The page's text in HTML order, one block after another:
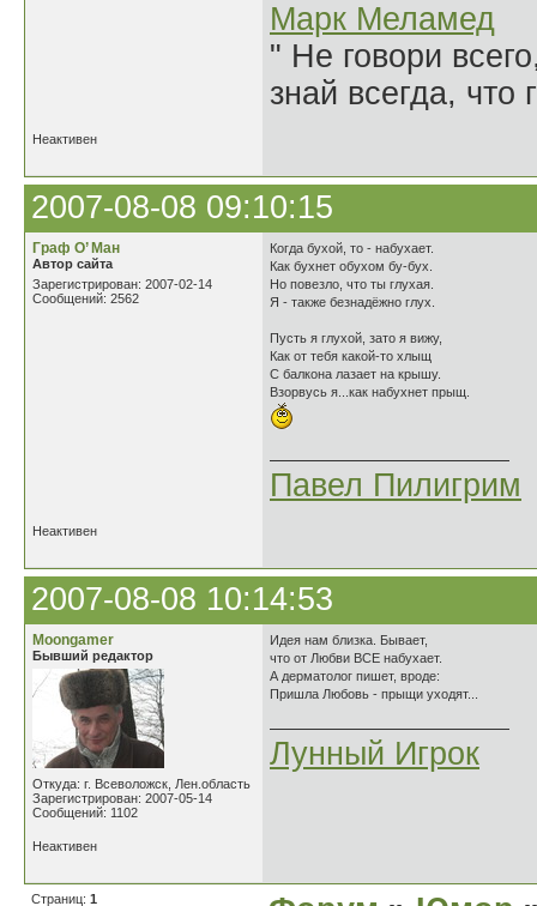
Марк Меламед
" Не говори
знай всегда, что
Неактивен
2007-08-08 09:10:15
Граф О’ Ман
Автор сайта
Зарегистрирован: 2007-02-14
Сообщений: 2562
Когда бухой, то - набухает.
Как бухнет обухом бу-бух.
Но повезло, что ты глухая.
Я - также безнадёжно глух.
Пусть я глухой, зато я вижу,
Как от тебя какой-то хлыщ
С балкона лазает на крышу.
Взорвусь я...как набухнет прыщ.
Павел Пилигрим
Неактивен
2007-08-08 10:14:53
Moongamer
Бывший редактор
Откуда: г. Всеволожск, Лен.область
Зарегистрирован: 2007-05-14
Сообщений: 1102
Идея нам близка. Бывает,
что от Любви ВСЕ набухает.
А дерматолог пишет, вроде:
Пришла Любовь - прыщи уходят...
Лунный Игрок
Неактивен
Страниц: 1